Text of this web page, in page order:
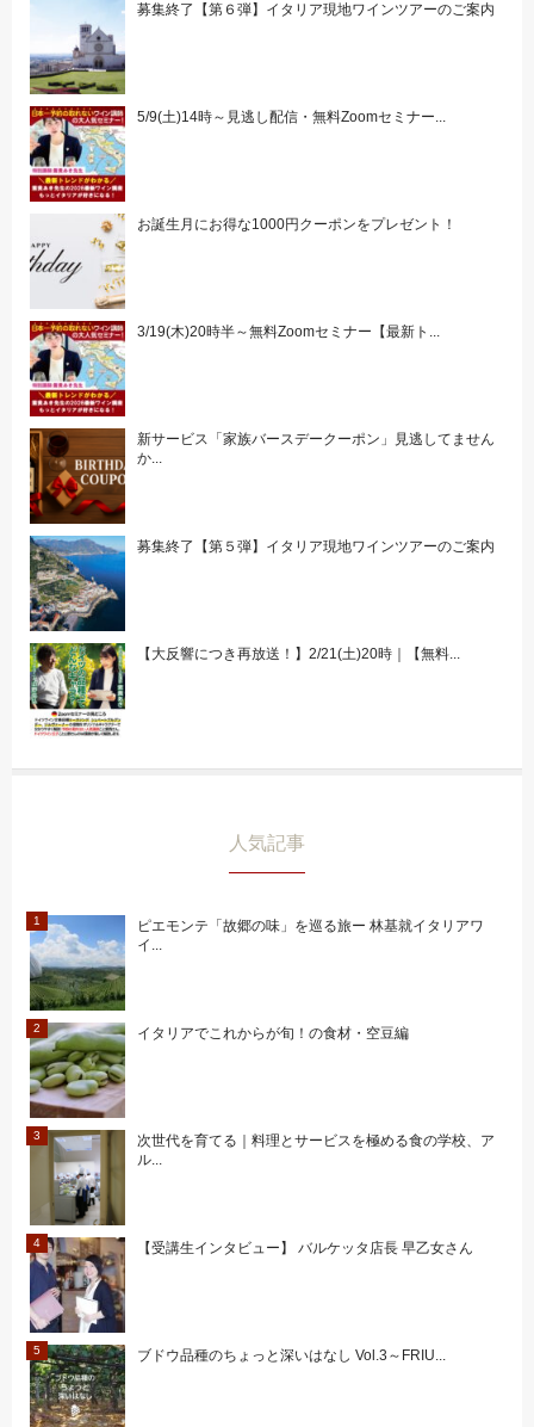
募集終了【第６弾】イタリア現地ワインツアーのご案内
5/9(土)14時～見逃し配信・無料Zoomセミナー...
お誕生月にお得な1000円クーポンをプレゼント！
3/19(木)20時半～無料Zoomセミナー【最新ト...
新サービス「家族バースデークーポン」見逃してません
か...
募集終了【第５弾】イタリア現地ワインツアーのご案内
【大反響につき再放送！】2/21(土)20時｜【無料...
人気記事
ピエモンテ「故郷の味」を巡る旅ー 林基就イタリアワ
イ...
イタリアでこれからが旬！の食材・空豆編
次世代を育てる｜料理とサービスを極める食の学校、ア
ル...
【受講生インタビュー】 バルケッタ店長 早乙女さん
ブドウ品種のちょっと深いはなし Vol.3～FRIU...